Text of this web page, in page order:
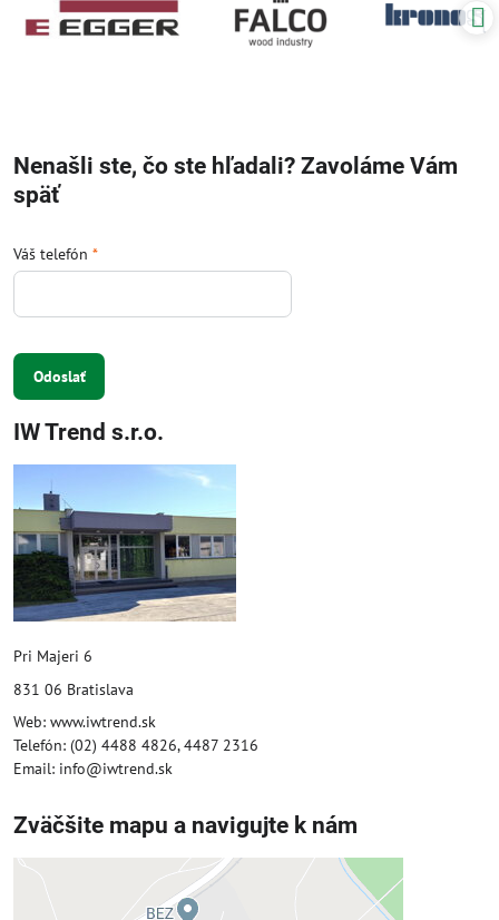
Nenašli ste, čo ste hľadali? Zavoláme Vám
späť
Váš telefón *
Odoslať
IW Trend s.r.o.
Pri Majeri 6
831 06 Bratislava
Web: www.iwtrend.sk
Telefón: (02) 4488 4826, 4487 2316
Email: info@iwtrend.sk
Zväčšite mapu a navigujte k nám